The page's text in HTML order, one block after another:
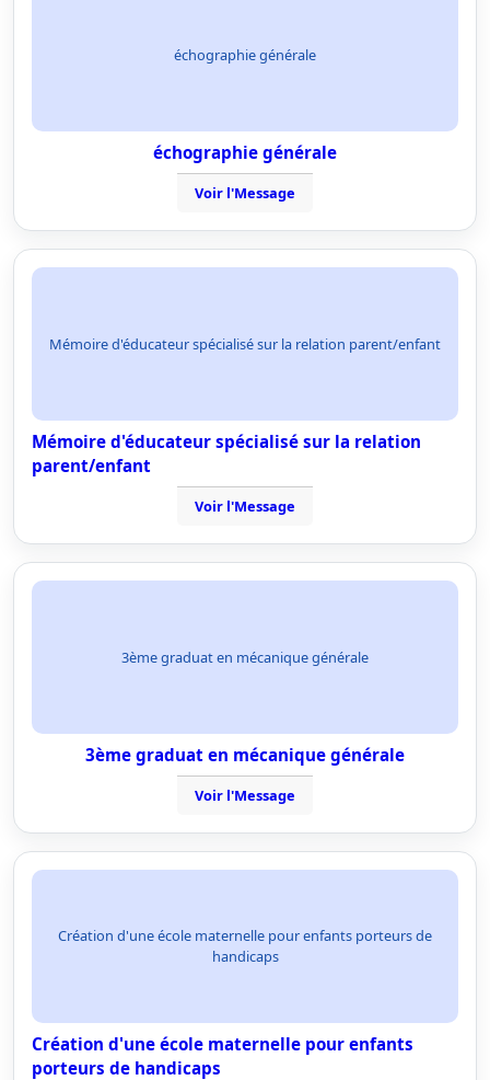
échographie générale
échographie générale
Voir l'Message
Mémoire d'éducateur spécialisé sur la relation parent/enfant
Mémoire d'éducateur spécialisé sur la relation
parent/enfant
Voir l'Message
3ème graduat en mécanique générale
3ème graduat en mécanique générale
Voir l'Message
Création d'une école maternelle pour enfants porteurs de
handicaps
Création d'une école maternelle pour enfants
porteurs de handicaps